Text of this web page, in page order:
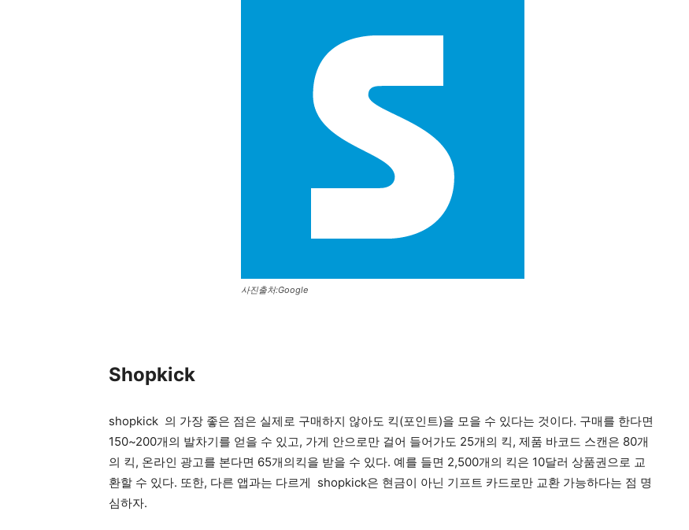
사진출처:Google
Shopkick
shopkick 의 가장 좋은 점은 실제로 구매하지 않아도 킥(포인트)을 모을 수 있다는 것이다. 구매를 한다면
150~200개의 발차기를 얻을 수 있고, 가게 안으로만 걸어 들어가도 25개의 킥, 제품 바코드 스캔은 80개
의 킥, 온라인 광고를 본다면 65개의킥을 받을 수 있다. 예를 들면 2,500개의 킥은 10달러 상품권으로 교
환할 수 있다. 또한, 다른 앱과는 다르게 shopkick은 현금이 아닌 기프트 카드로만 교환 가능하다는 점 명
심하자.